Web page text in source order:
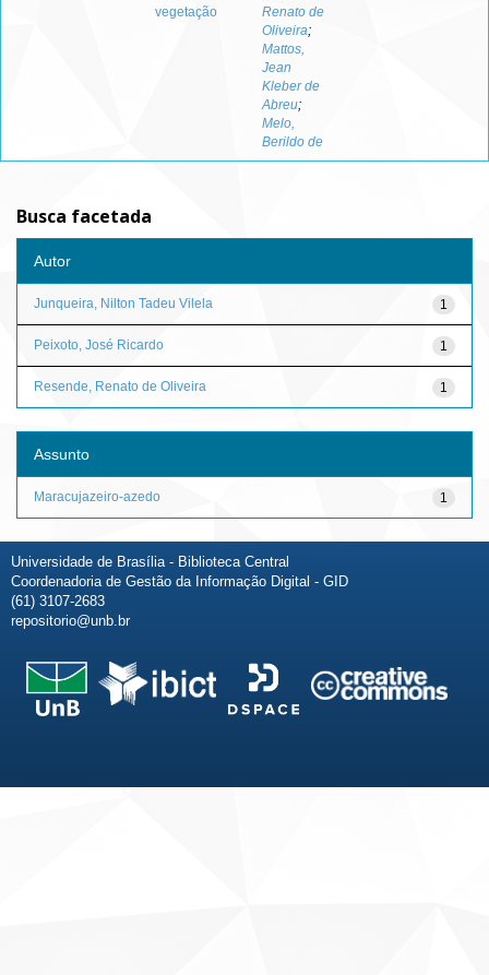
vegetação
Renato de
Oliveira;
Mattos,
Jean
Kleber de
Abreu;
Melo,
Berildo de
Busca facetada
Autor
1
Junqueira, Nilton Tadeu Vilela
1
Peixoto, José Ricardo
1
Resende, Renato de Oliveira
Assunto
1
Maracujazeiro-azedo
Universidade de Brasília - Biblioteca Central
Coordenadoria de Gestão da Informação Digital - GID
(61) 3107-2683
repositorio@unb.br